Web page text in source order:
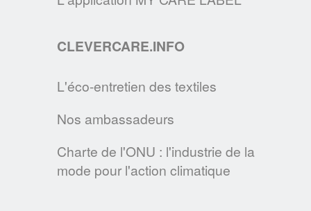
recommandations pour entretenir les
masques de protection en tissu.
EN SAVOIR PLUS
LE SITE CLEVERCARE.INFO FAIT PEAU
NEUVE !
Cette nouvelle version s’enrichit de
CLEVERCARE.INFO
L'éco-entretien des textiles
Nos ambassadeurs
Charte de l'ONU : l'industrie de la
mode pour l'action climatique